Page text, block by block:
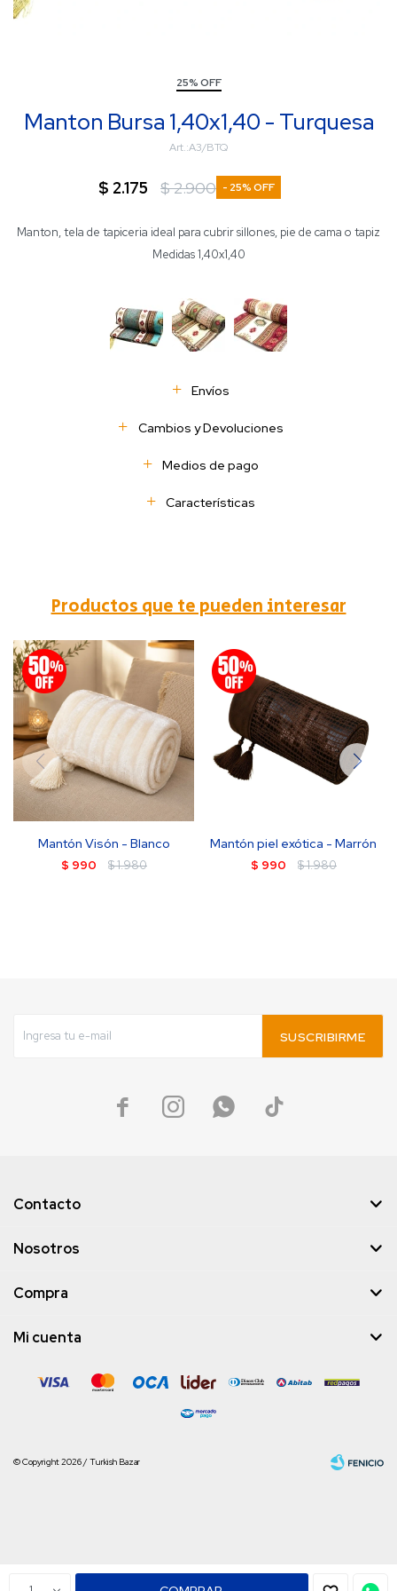
25% OFF
Manton Bursa 1,40x1,40 - Turquesa
A3/BTQ
$ 2.175 $2.900 25
Manton, tela de tapiceria ideal para cubrir sillones, pie de cama o tapiz
Medidas 1,40x1,40
Envíos
Cambios y Devoluciones
Medios de pago
Características
Productos que te pueden interesar
Mantón Visón - Blanco
$ 990 $1.980
Mantón piel exótica - Marrón
$ 990 $1.980
SUSCRIBIRME
   
Contacto
Nosotros
Compra
Mi cuenta
© Copyright 2026 / Turkish Bazar